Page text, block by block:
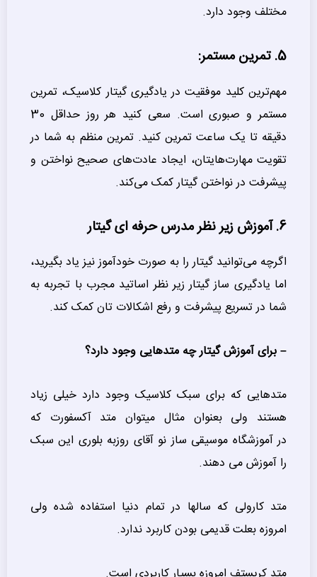
مختلف وجود دارد.
5. تمرین مستمر:
مهم‌ترین کلید موفقیت در یادگیری گیتار کلاسیک، تمرین
مستمر و صبوری است. سعی کنید هر روز حداقل 30
دقیقه تا یک ساعت تمرین کنید. تمرین منظم به شما در
تقویت مهارت‌هایتان، ایجاد عادت‌های صحیح نواختن و
پیشرفت در نواختن گیتار کمک می‌کند.
6. آموزش زیر نظر مدرس حرفه ای گیتار
اگرچه می‌توانید گیتار را به صورت خودآموز نیز یاد بگیرید،
اما یادگیری ساز گیتار زیر نظر اساتید مجرب با تجربه به
شما در تسریع پیشرفت و رفع اشکالات تان کمک کند.
– برای آموزش گیتار چه متدهایی وجود دارد؟
متدهایی که برای سبک کلاسیک وجود دارد خیلی زیاد
هستند ولی بعنوان مثال میتوان متد آکسفورت که
در آموزشگاه موسیقی ساز نو آقای روزبه بلوری این سبک
را آموزش می دهند.
متد کارولی که سالها در تمام دنیا استفاده شده ولی
امروزه بعلت قدیمی بودن کاربرد ندارد.